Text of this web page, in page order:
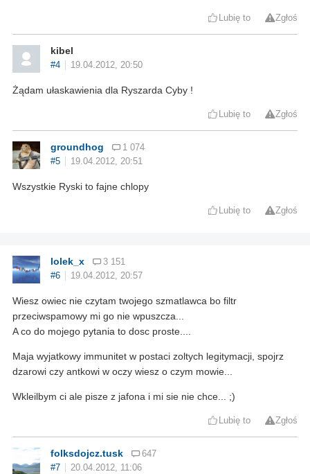
Lubię to Zgłoś
kibel
#4 19.04.2012, 20:50
Żądam ułaskawienia dla Ryszarda Cyby !
Lubię to Zgłoś
groundhog
1 074
#5
19.04.2012, 20:51
Wszystkie Ryski to fajne chlopy
Lubię to Zgłoś
lolek_x
3 151
#6
19.04.2012, 20:57
Wiesz owiec nie czytam twojego szmatlawca bo filtr
przeciwspamowy mi go nie wpuszcza...
A co do mojego pytania to dosc proste....
Maja wyjatkowy immunitet w postaci zoltych legitymacji, spojrz
dzarowi czy antkowi w oczy wiesz o czym mowie...
Wkleilbym ci ale pisze z jafona i mi sie nie chce... ;)
Lubię to Zgłoś
folksdojcz.tusk
647
#7
20.04.2012, 11:06